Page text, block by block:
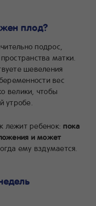
плод?
подрос,
матки.
шевеления
вес
велики, чтобы
утробе.
лежит ребенок:пока
и может
ему вздумается.